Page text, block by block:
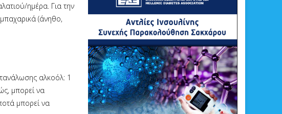
ημέρα. Για την
(άνηθο,
αλκοόλ: 1
μπορεί να
μπορεί να